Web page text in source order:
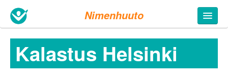
Nimenhuuto
Kalastus Helsinki